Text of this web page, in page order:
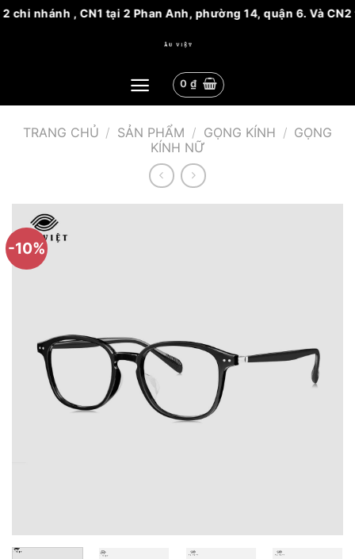
nhánh , CN1 tại 2 Phan Anh, phường 14, quận 6. Và CN2
0 ₫
TRANG CHỦ / SẢN PHẨM / GỌNG KÍNH / GỌNG
KÍNH NỮ
-10%